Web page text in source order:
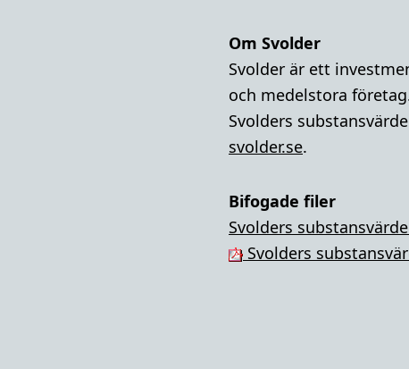
Om Svolder
Svolder är ett
och medelstora
Svolders
svolder.se.
Bifogade filer
Svolders
Svolders